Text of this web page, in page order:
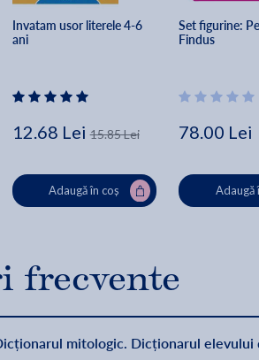
Invatam usor literele 4-6
ani
12.68 Lei 15.85 Lei
Adaugă în coș
Set figurine:
Findus
78.00 Lei
Adaugă
frecvente
mitologic. Dicționarul elevului